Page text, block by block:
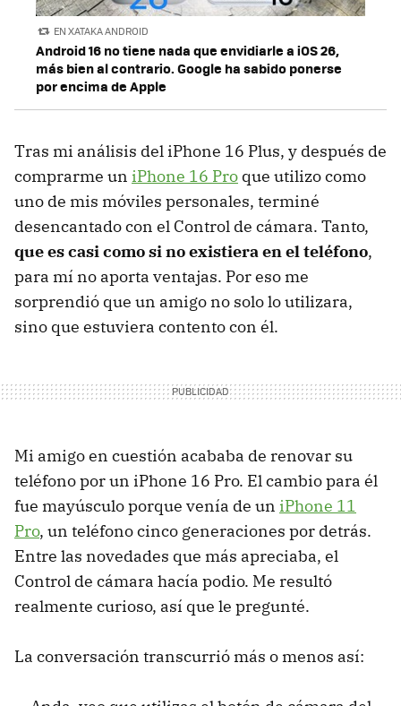
EN XATAKA ANDROID
Android 16 no tiene nada que envidiarle a iOS 26,
más bien al contrario. Google ha sabido ponerse
por encima de Apple
Tras mi análisis del iPhone 16 Plus, y después de
comprarme un iPhone 16 Pro que utilizo como
uno de mis móviles personales, terminé
desencantado con el Control de cámara. Tanto,
que es casi como si no existiera en el teléfono,
para mí no aporta ventajas. Por eso me
sorprendió que un amigo no solo lo utilizara,
sino que estuviera contento con él.
Mi amigo en cuestión acababa de renovar su
teléfono por un iPhone 16 Pro. El cambio para él
fue mayúsculo porque venía de un iPhone 11
Pro, un teléfono cinco generaciones por detrás.
Entre las novedades que más apreciaba, el
Control de cámara hacía podio. Me resultó
realmente curioso, así que le pregunté.
La conversación transcurrió más o menos así: